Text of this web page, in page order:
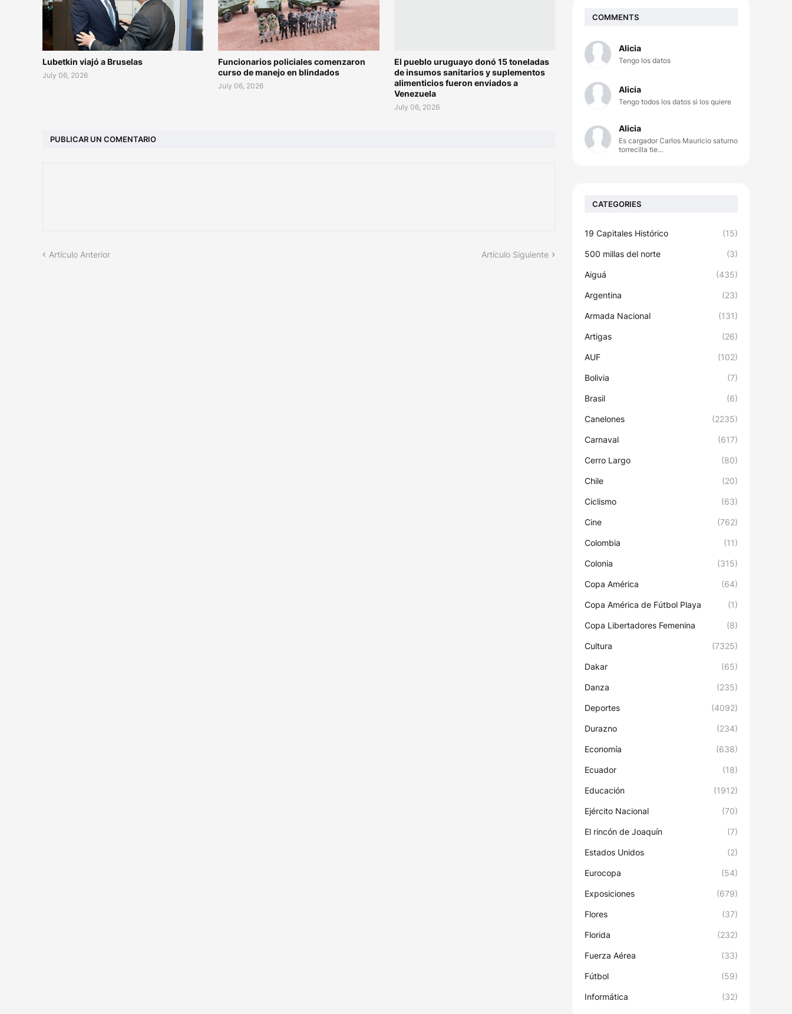
Lubetkin viajó a Bruselas
July 06, 2026
Funcionarios policiales comenzaron
curso de manejo en blindados
July 06, 2026
El pueblo uruguayo donó 15 toneladas
de insumos sanitarios y suplementos
alimenticios fueron enviados a
Venezuela
July 06, 2026
PUBLICAR UN COMENTARIO
Artículo Anterior Artículo Siguiente
COMMENTS
Alicia
Tengo los datos
Alicia
Tengo todos los datos si los quiere
Alicia
Es cargador Carlos Mauricio saturno
torrecilla tie...
CATEGORIES
19 Capitales Histórico (15)
500 millas del norte (3)
Aiguá (435)
Argentina (23)
Armada Nacional (131)
Artigas (26)
AUF (102)
Bolivia (7)
Brasil (6)
Canelones (2235)
Carnaval (617)
Cerro Largo (80)
Chile (20)
Ciclismo (63)
Cine (762)
Colombia (11)
Colonia (315)
Copa América (64)
Copa América de Fútbol Playa (1)
Copa Libertadores Femenina (8)
Cultura (7325)
Dakar (65)
Danza (235)
Deportes (4092)
Durazno (234)
Economía (638)
Ecuador (18)
Educación (1912)
Ejército Nacional (70)
El rincón de Joaquín (7)
Estados Unidos (2)
Eurocopa (54)
Exposiciones (679)
Flores (37)
Florida (232)
Fuerza Aérea (33)
Fútbol (59)
Informática (32)